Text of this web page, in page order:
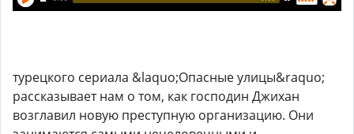
турецкого сериала &laquo;Опасные улицы&raquo;
рассказывает нам о том, как господин Джихан
возглавил новую преступную организацию. Они